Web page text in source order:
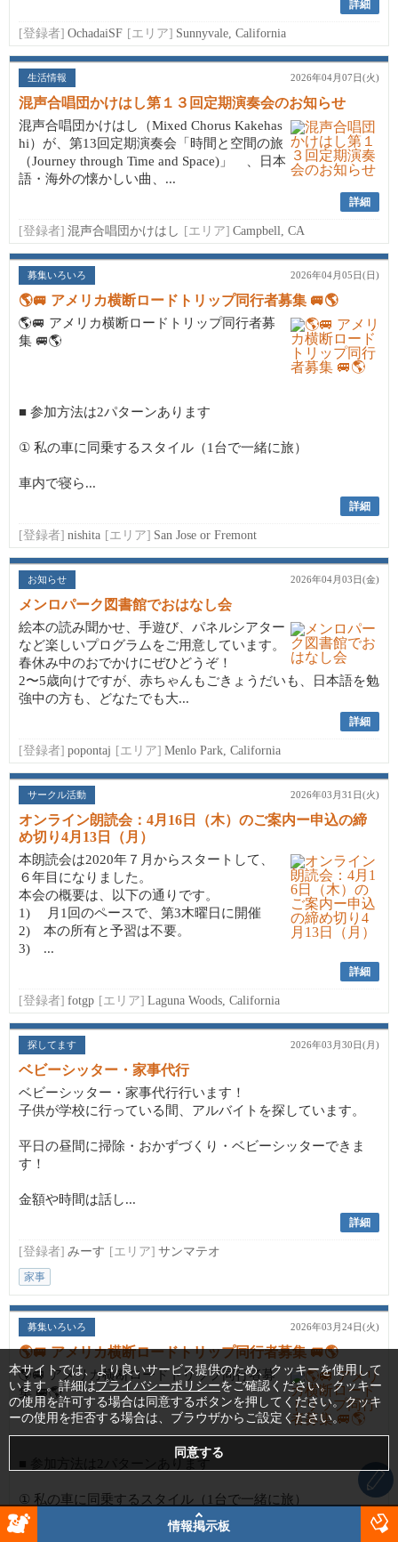
詳細
[登録者] OchadaiSF [エリア] Sunnyvale, California
生活情報 2026年04月07日(火)
混声合唱団かけはし第１３回定期演奏会のお知らせ
混声合唱団かけはし（Mixed Chorus Kakehas
hi）が、第13回定期演奏会「時間と空間の旅
（Journey through Time and Space)」 、日本
語・海外の懐かしい曲、...
詳細
[登録者] 混声合唱団かけはし [エリア] Campbell, CA
募集いろいろ 2026年04月05日(日)
🌎🚐 アメリカ横断ロードトリップ同行者募集 🚐🌎
🌎🚐 アメリカ横断ロードトリップ同行者募
集 🚐🌎
■ 参加方法は2パターンあります
① 私の車に同乗するスタイル（1台で一緒に旅）
車内で寝ら...
詳細
[登録者] nishita [エリア] San Jose or Fremont
お知らせ 2026年04月03日(金)
メンロパーク図書館でおはなし会
絵本の読み聞かせ、手遊び、パネルシアター
など楽しいプログラムをご用意しています。
春休み中のおでかけにぜひどうぞ！
2〜5歳向けですが、赤ちゃんもごきょうだいも、日本語を勉
強中の方も、どなたでも大...
詳細
[登録者] popontaj [エリア] Menlo Park, California
サークル活動 2026年03月31日(火)
オンライン朗読会：4月16日（木）のご案内ー申込の締
め切り4月13日（月）
本朗読会は2020年７月からスタートして、
６年目になりました。
本会の概要は、以下の通りです。
1) 月1回のペースで、第3木曜日に開催
2) 本の所有と予習は不要。
3) ...
詳細
[登録者] fotgp [エリア] Laguna Woods, California
探してます 2026年03月30日(月)
ベビーシッター・家事代行
ベビーシッター・家事代行行います！
子供が学校に行っている間、アルバイトを探しています。
平日の昼間に掃除・おかずづくり・ベビーシッターできま
す！
金額や時間は話し...
詳細
[登録者] みーす [エリア] サンマテオ
家事
募集いろいろ 2026年03月24日(火)
🌎🚐 アメリカ横断ロードトリップ同行者募集 🚐🌎
🌎🚐 アメリカ横断ロードトリップ同行者募
集 🚐🌎
■ 参加方法は2パターンあります
① 私の車に同乗するスタイル（1台で一緒に旅）
車内で寝ら...
情報掲示板
本サイトでは、より良いサービス提供のため、クッキーを使用して
います。詳細はプライバシーポリシーをご確認ください。クッキー
の使用を許可する場合は同意するボタンを押してください。クッキ
ーの使用を拒否する場合は、ブラウザからご設定ください。